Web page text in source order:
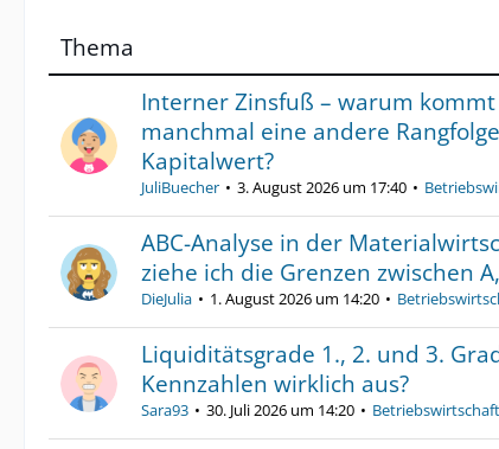
Thema
Interner Zinsfuß – warum
manchmal eine andere
Kapitalwert?
JuliBuecher 3. August 2026 um 17:40
ABC-Analyse in der
ziehe ich die Grenzen zwischen
DieJulia 1. August 2026 um 14:20
Liquiditätsgrade 1., 2. und 3.
Kennzahlen wirklich aus?
Sara93 30. Juli 2026 um 14:20